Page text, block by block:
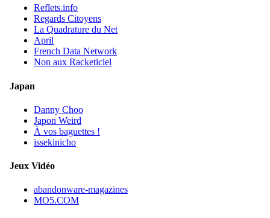
Reflets.info
Regards Citoyens
La Quadrature du Net
April
French Data Network
Non aux Racketiciel
Japan
Danny Choo
Japon Weird
À vos baguettes !
issekinicho
Jeux Vidéo
abandonware-magazines
MO5.COM